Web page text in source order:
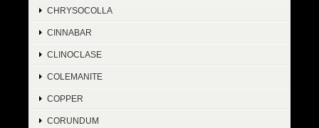
CHRYSOCOLLA
CINNABAR
CLINOCLASE
COLEMANITE
COPPER
CORUNDUM